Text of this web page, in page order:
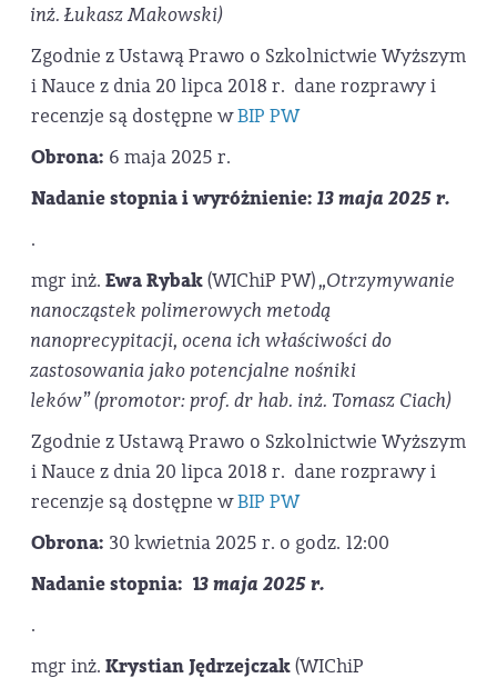
inż. Łukasz Makowski)
Zgodnie z Ustawą Prawo o Szkolnictwie Wyższym
i Nauce z dnia 20 lipca 2018 r. dane rozprawy i
recenzje są dostępne wBIP PW
Obrona: 6 maja 2025 r.
Nadanie stopnia i wyróżnienie: 13 maja 2025 r.
.
mgr inż. Ewa Rybak(WIChiP PW)„Otrzymywanie
nanocząstek polimerowych metodą
nanoprecypitacji, ocena ich właściwości do
zastosowania jako potencjalne nośniki
leków”(promotor: prof. dr hab. inż. Tomasz Ciach)
Zgodnie z Ustawą Prawo o Szkolnictwie Wyższym
i Nauce z dnia 20 lipca 2018 r. dane rozprawy i
recenzje są dostępne wBIP PW
Obrona: 30 kwietnia 2025 r. o godz. 12:00
Nadanie stopnia: 13 maja 2025 r.
.
mgr inż. Krystian Jędrzejczak(WIChiP